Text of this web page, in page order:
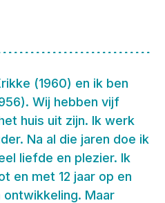
(1960) en ik ben
Wij hebben vijf
huis uit zijn. Ik werk
Na al die jaren doe ik
liefde en plezier. Ik
en met 12 jaar op en
ontwikkeling. Maar